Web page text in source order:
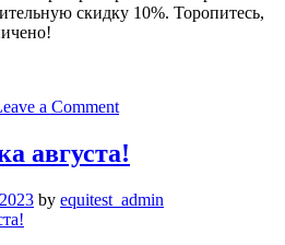
скидку 10%. Торопитесь,
a Commenton
вересня!
августа!
by equitest_admin